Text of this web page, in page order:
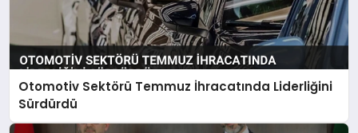
Otomotiv Sektörü Temmuz İhracatında Liderliğini
Sürdürdü